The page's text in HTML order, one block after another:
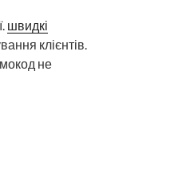
швидкі
клієнтів.
не